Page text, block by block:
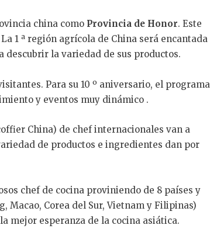
china como Provincia de Honor. Este
1 ª región agrícola de China será encantada
descubrir la variedad de sus productos.
Para su 10 º aniversario, el programa
y eventos muy dinámico .
China) de chef internacionales van a
de productos e ingredientes dan por
chef de cocina proviniendo de 8 países y
Macao, Corea del Sur, Vietnam y Filipinas)
mejor esperanza de la cocina asiática.